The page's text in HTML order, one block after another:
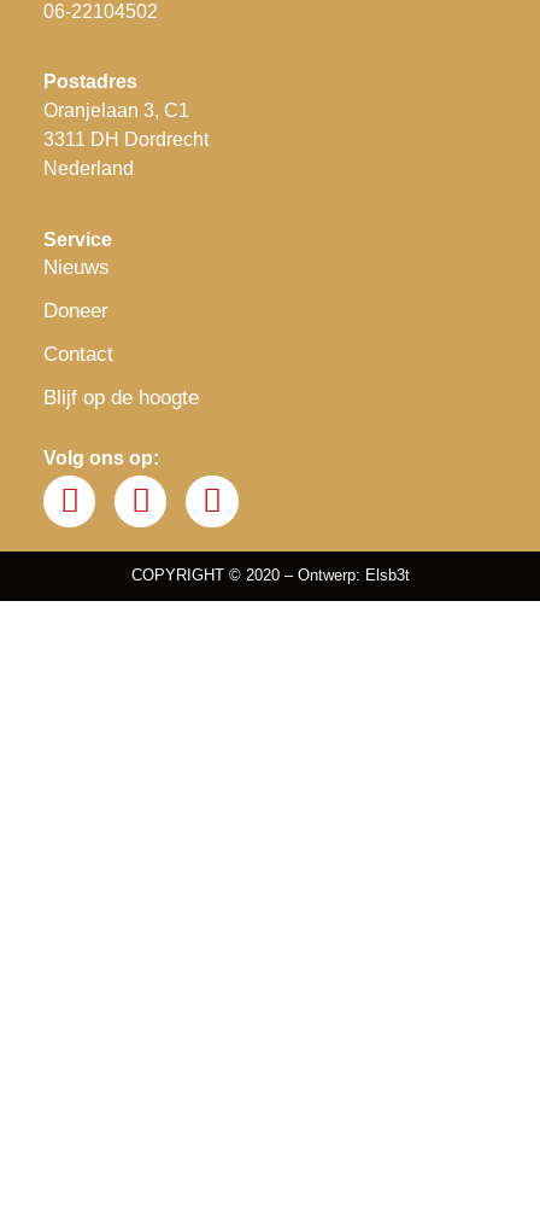
06-22104502
Postadres
Oranjelaan 3, C1
3311 DH Dordrecht
Nederland
Service
Nieuws
Doneer
Contact
Blijf op de hoogte
Volg ons op:
COPYRIGHT © 2020 – Ontwerp: Elsb3t